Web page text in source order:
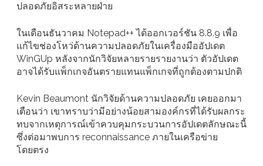
ปลอดภัยอิสระหลายฝ่าย
ในเดือนธันวาคม Notepad++ ได้ออกเวอร์ชัน 8.8.9 เพื่อ
แก้ไขช่องโหว่ด้านความปลอดภัยในเครื่องมืออัปเดต
WinGUp หลังจากนักวิจัยหลายรายรายงานว่า ตัวอัปเดต
อาจได้รับแพ็กเกจอันตรายแทนแพ็กเกจที่ถูกต้องตามปกติ
Kevin Beaumont นักวิจัยด้านความปลอดภัย เคยออกมา
เตือนว่า เขาทราบว่ามีอย่างน้อยสามองค์กรที่ได้รับผลกระ
ทบจากเหตุการณ์เข้าควบคุมกระบวนการอัปเดตลักษณะนี้
ซึ่งต่อมาพบการ reconnaissance ภายในเครือข่าย
โดยตรง